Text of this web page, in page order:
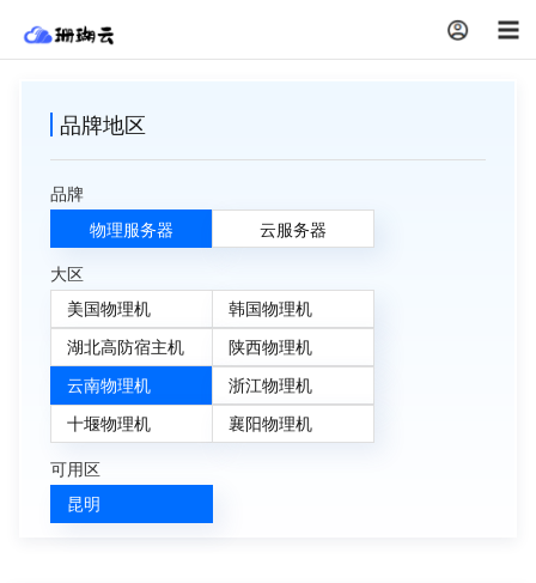
品牌地区
品牌
物理服务器
云服务器
大区
美国物理机
韩国物理机
湖北高防宿主机
陕西物理机
云南物理机
浙江物理机
十堰物理机
襄阳物理机
可用区
昆明